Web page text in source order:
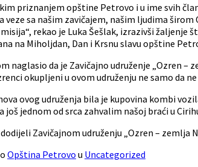
priznanjem opštine Petrovo i u ime svih
sa našim zavičajem, našim ljudima
rekao je Luka Šešlak, izrazivši
na Miholjdan, Dan i Krsnu slavu opštine
naglasio da je Zavičajno udruženje „Ozren
okupljeni u ovom udruženju ne samo da
ovog udruženja bila je kupovina kombi
još jednom od srca zahvalim našoj braći u
Zavičajnom udruženju „Ozren –
Opština Petrovo u Uncategorized